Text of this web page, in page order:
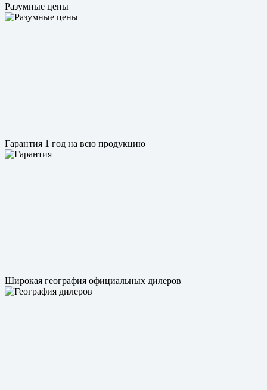
Разумные цены
Гарантия 1 год на всю продукцию
Широкая география официальных дилеров